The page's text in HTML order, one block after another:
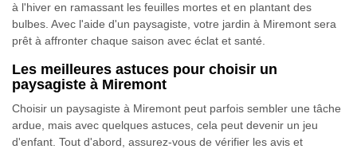
à l'hiver en ramassant les feuilles mortes et en plantant des
bulbes. Avec l'aide d'un paysagiste, votre jardin à Miremont sera
prêt à affronter chaque saison avec éclat et santé.
Les meilleures astuces pour choisir un
paysagiste à Miremont
Choisir un paysagiste à Miremont peut parfois sembler une tâche
ardue, mais avec quelques astuces, cela peut devenir un jeu
d'enfant. Tout d'abord, assurez-vous de vérifier les avis et